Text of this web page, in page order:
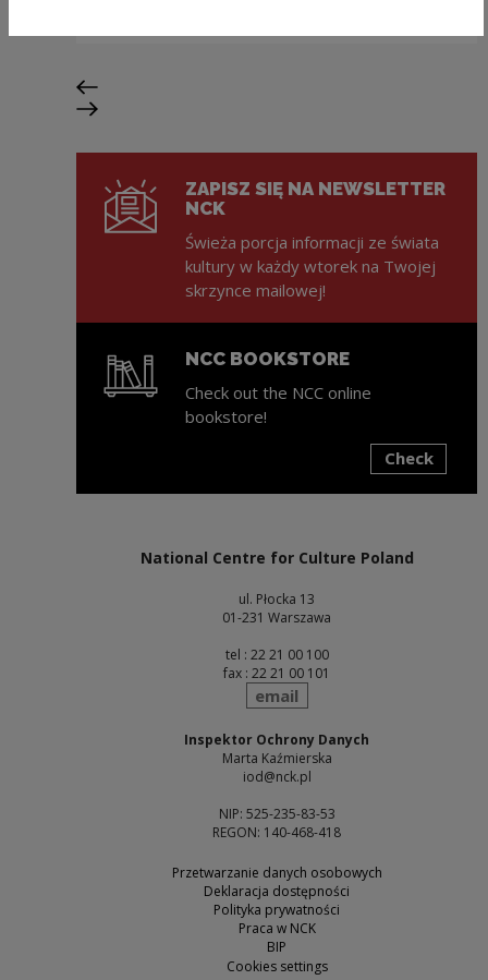
Previous slide
Next slide
ZAPISZ SIĘ NA NEWSLETTER
NCK
Świeża porcja informacji ze świata
kultury w każdy wtorek na Twojej
skrzynce mailowej!
NCC BOOKSTORE
Check out the NCC online
bookstore!
Check
National Centre for Culture Poland
ul. Płocka 13
01-231 Warszawa
tel : 22 21 00 100
fax : 22 21 00 101
send
email
Inspektor Ochrony Danych
Marta Kaźmierska
iod@nck.pl
NIP: 525-235-83-53
REGON: 140-468-418
Przetwarzanie danych osobowych
Deklaracja dostępności
Polityka prywatności
Praca w NCK
BIP
Cookies settings